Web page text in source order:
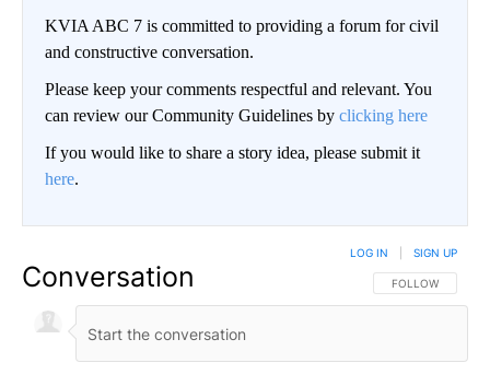
KVIA ABC 7 is committed to providing a forum for civil
and constructive conversation.
Please keep your comments respectful and relevant. You
can review our Community Guidelines by clicking here
If you would like to share a story idea, please submit it
here.
Conversation FOLLOW THIS
FOLLOW
LOG IN SIGN UP